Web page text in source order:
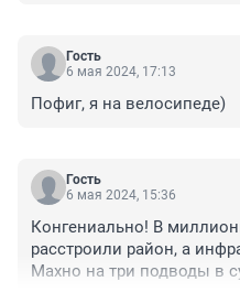
Гость
6 мая 2024, 17:13
Пофиг, я на велосипеде)
Гость
6 мая 2024, 15:36
Конгениально! В
расстроили район, а
Махно на три подводы в